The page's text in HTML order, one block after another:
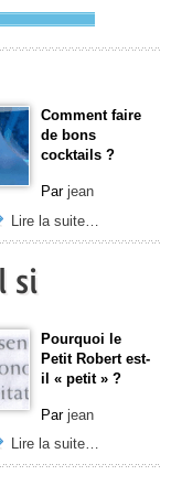
Comment faire
de bons
cocktails ?
Par jean
Lire la suite…
si
Pourquoi le
Petit Robert est-
il « petit » ?
Par jean
Lire la suite…